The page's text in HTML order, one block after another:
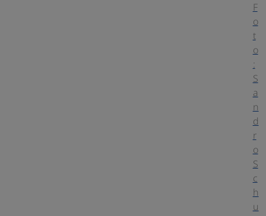
F
o
t
o
:
S
a
n
d
r
o
S
c
h
u